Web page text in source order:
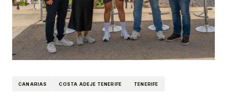
CANARIAS COSTA ADEJE TENERIFE TENERIFE